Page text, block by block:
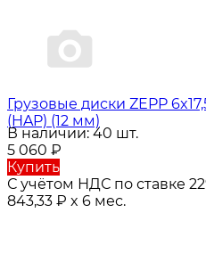
Грузовые диски ZEPP
(HAP) (12 мм)
В наличии: 40 шт.
5 060 ₽
Купить
С учётом НДС по ставке
843,33 ₽ x 6 мес.